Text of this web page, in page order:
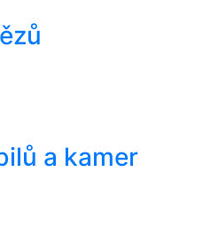
a kamer